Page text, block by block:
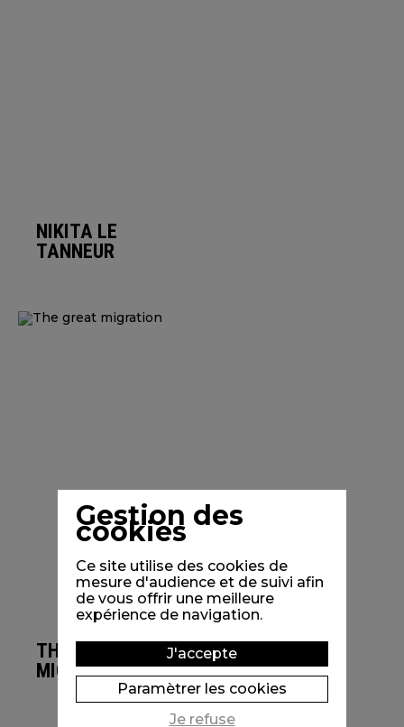
NIKITA LE
TANNEUR
THE GREAT
MIGRATION
Gestion des
cookies
Ce site utilise des cookies de
mesure d'audience et de suivi afin
de vous offrir une meilleure
expérience de navigation.
J'accepte
Paramètrer les cookies
Je refuse